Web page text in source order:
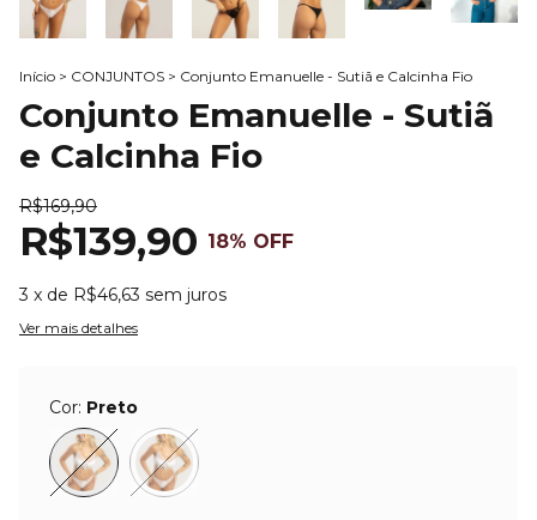
Início > CONJUNTOS > Conjunto Emanuelle - Sutiã e Calcinha Fio
Conjunto Emanuelle - Sutiã
e Calcinha Fio
R$169,90
R$139,90 18% OFF
3 x de R$46,63 sem juros
Ver mais detalhes
Cor: Preto